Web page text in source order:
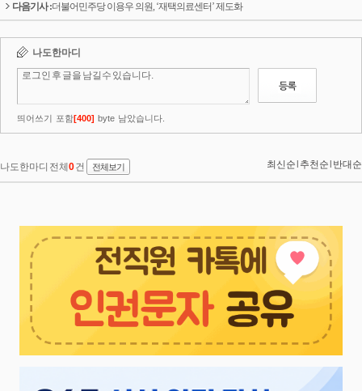
다음기사 :더불어민주당 이용우 의원, ‘재택의료센터’ 제도화